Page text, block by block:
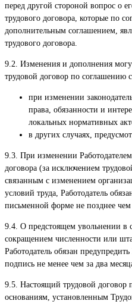
перед другой стороной вопрос о
трудового договора, которые по
дополнительным соглашением,
трудового договора.
9.2. Изменения и дополнения
трудовой договор по соглашению
при изменении
права, обязанности и
локальных нормативных
в других случаях,
9.3. При изменении
договора (за исключением
связанным с изменением
условий труда, Работодатель
письменной форме не позднее чем
9.4. О предстоящем увольнении в
сокращением численности или
Работодатель обязан
подпись не менее чем за два
9.5. Настоящий трудовой договор
основаниям, установленным